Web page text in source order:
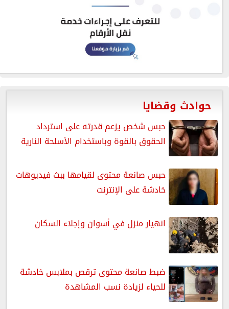
حوادث وقضايا
حبس شخص يزعم قدرته على استرداد
الحقوق بالقوة وباستخدام الأسلحة النارية
حبس صانعة محتوى لقيامها ببث فيديوهات
خادشة على الإنترنت
انهيار منزل في أسوان وإجلاء السكان
ضبط صانعة محتوى ترقص بملابس خادشة
للحياء لزيادة نسب المشاهدة